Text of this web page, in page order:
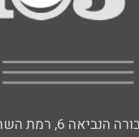
הנביאה 6, רמת השרון